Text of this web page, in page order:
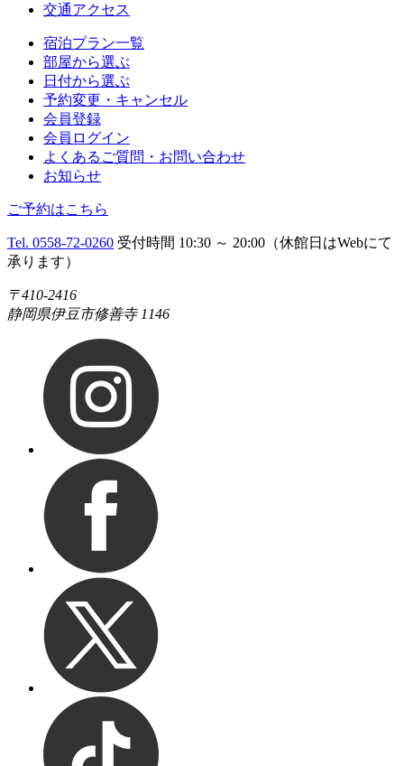
交通アクセス
宿泊プラン一覧
部屋から選ぶ
日付から選ぶ
予約変更・キャンセル
会員登録
会員ログイン
よくあるご質問・お問い合わせ
お知らせ
ご予約はこちら
Tel. 0558-72-0260 受付時間 10:30 ～ 20:00（休館日はWebにて
承ります）
〒410-2416
静岡県伊豆市修善寺 1146